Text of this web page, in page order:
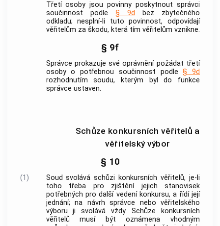
Třetí osoby jsou povinny poskytnout správci
součinnost podle § 9d
bez zbytečného
odkladu; nesplní-li tuto povinnost, odpovídají
věřitelům za škodu, která tím věřitelům vznikne.
§ 9f
Správce prokazuje své oprávnění požádat třetí
osoby o potřebnou součinnost podle§ 9d
rozhodnutím soudu, kterým byl do funkce
správce ustaven.
Schůze konkursních věřitelů a
věřitelský výbor
§ 10
(1)
Soud svolává schůzi konkursních věřitelů, je-li
toho třeba pro zjištění jejich stanovisek
potřebných pro další vedení konkursu, a řídí její
jednání; na návrh správce nebo věřitelského
výboru ji svolává vždy. Schůze konkursních
věřitelů musí být oznámena vhodným